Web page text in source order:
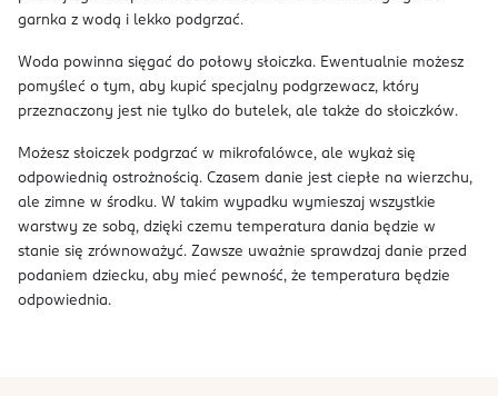
garnka z wodą i lekko podgrzać.
Woda powinna sięgać do połowy słoiczka. Ewentualnie możesz
pomyśleć o tym, aby kupić specjalny podgrzewacz, który
przeznaczony jest nie tylko do butelek, ale także do słoiczków.
Możesz słoiczek podgrzać w mikrofalówce, ale wykaż się
odpowiednią ostrożnością. Czasem danie jest ciepłe na wierzchu,
ale zimne w środku. W takim wypadku wymieszaj wszystkie
warstwy ze sobą, dzięki czemu temperatura dania będzie w
stanie się zrównoważyć. Zawsze uważnie sprawdzaj danie przed
podaniem dziecku, aby mieć pewność, że temperatura będzie
odpowiednia.